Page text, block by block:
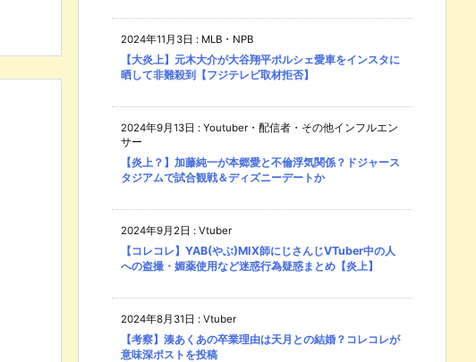
2024年11月3日 : MLB・NPB
【大炎上】元木大介が大谷翔平ポルシェ愛車をインスタに
晒して非難殺到【フジテレビ取材拒否】
2024年9月13日 : Youtuber・配信者・その他インフルエン
サー
【炎上？】加藤純一が本郷愛と不倫浮気関係？ドジャース
タジアムで試合観戦＆ディズニーデートか
2024年9月2日 : Vtuber
【コレコレ】YAB(やぶ)MIX師にじさんじVTuber中の人
への盗撮・媚薬使用など迷惑行為疑惑まとめ【炎上】
2024年8月31日 : Vtuber
【考察】湊あくあの卒業理由は天月との結婚？コレコレが
意味深ポストを投稿